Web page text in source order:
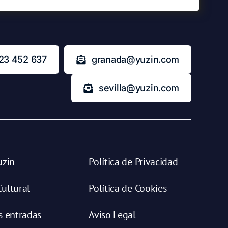
452 637 granada@yuzin.com
sevilla@yuzin.com
entradas
Política de Privacidad
Política de Cookies
Aviso Legal